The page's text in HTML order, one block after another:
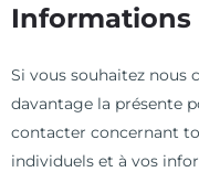
Informations
Si vous souhaitez
davantage la présente
contacter concernant
individuels et à vos